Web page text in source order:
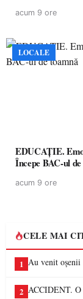
acum 9 ore
LOCALE
EDUCAȚIE.
Începe BAC-ul
acum 9 ore
CELE MAI
1 Au venit oșenii
2 ACCIDENT. O